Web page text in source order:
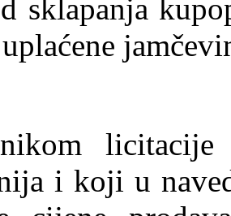
sklapanja
i koji u